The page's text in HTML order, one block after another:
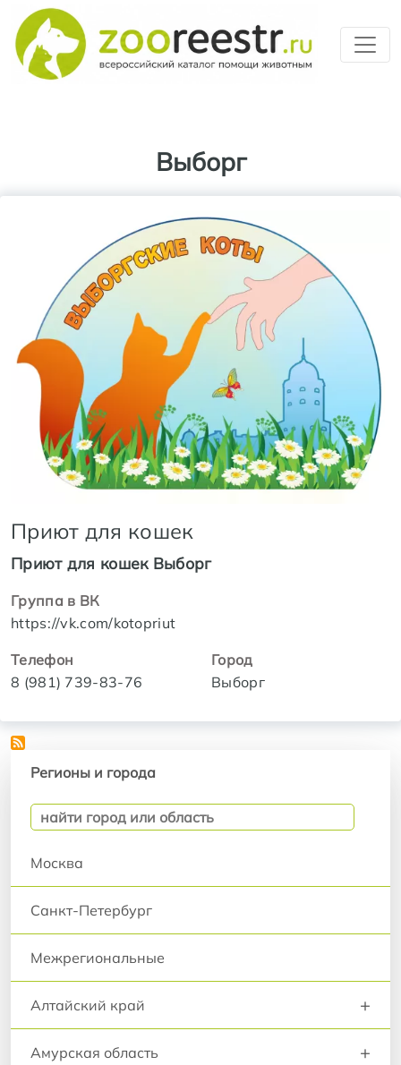
Выборг
Приют для кошек
Приют для кошек Выборг
Группа в ВК
https://vk.com/kotopriut
Телефон
8 (981) 739-83-76
Город
Выборг
Регионы и города
Москва
Санкт-Петербург
Межрегиональные
Алтайский край +
Амурская область +